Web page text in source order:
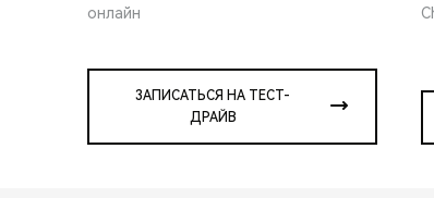
онлайн
ЗАПИСАТЬСЯ НА ТЕСТ-
ДРАЙВ